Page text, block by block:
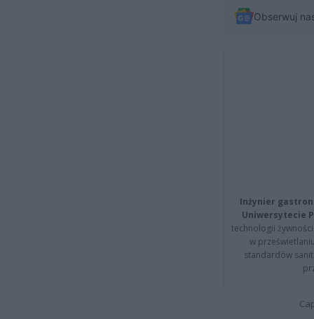
Obserwuj
Inżynier
Uniwersytecie
technologii
w
standardów